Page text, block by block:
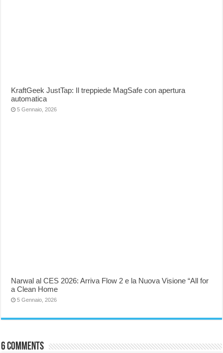
KraftGeek JustTap: Il treppiede MagSafe con apertura
automatica
5 Gennaio, 2026
Narwal al CES 2026: Arriva Flow 2 e la Nuova Visione “All for
a Clean Home
5 Gennaio, 2026
6 comments